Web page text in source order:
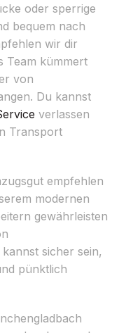
oder sperrige
bequem nach
wir dir
Team kümmert
von
Du kannst
verlassen
Transport
empfehlen
modernen
gewährleisten
sicher sein,
pünktlich